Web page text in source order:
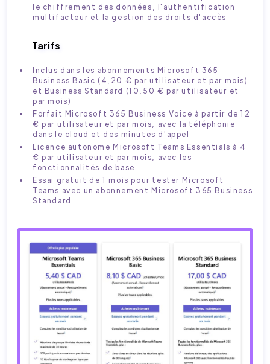
le chiffrement des données, l'authentification
multifacteur et la gestion des droits d'accès
Tarifs
Inclus dans les abonnements Microsoft 365
Business Basic (4,20 € par utilisateur et par mois)
et Business Standard (10,50 € par utilisateur et
par mois)
Forfait Microsoft 365 Business Voice à partir de 12
€ par utilisateur et par mois, avec la téléphonie
dans le cloud et des minutes d'appel
Licence autonome Microsoft Teams Essentials à 4
€ par utilisateur et par mois, avec les
fonctionnalités de base
Essai gratuit de 1 mois pour tester Microsoft
Teams avec un abonnement Microsoft 365 Business
Standard